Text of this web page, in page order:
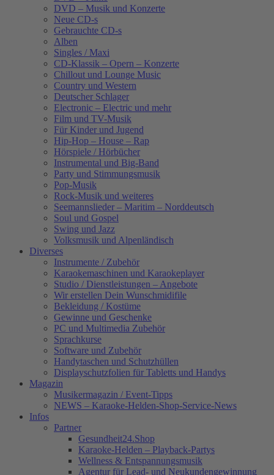
DVD – Musik und Konzerte
Neue CD-s
Gebrauchte CD-s
Alben
Singles / Maxi
CD-Klassik – Opern – Konzerte
Chillout und Lounge Music
Country und Western
Deutscher Schlager
Electronic – Electric und mehr
Film und TV-Musik
Für Kinder und Jugend
Hip-Hop – House – Rap
Hörspiele / Hörbücher
Instrumental und Big-Band
Party und Stimmungsmusik
Pop-Musik
Rock-Musik und weiteres
Seemannslieder – Maritim – Norddeutsch
Soul und Gospel
Swing und Jazz
Volksmusik und Alpenländisch
Diverses
Instrumente / Zubehör
Karaokemaschinen und Karaokeplayer
Studio / Dienstleistungen – Angebote
Wir erstellen Dein Wunschmidifile
Bekleidung / Kostüme
Gewinne und Geschenke
PC und Multimedia Zubehör
Sprachkurse
Software und Zubehör
Handytaschen und Schutzhüllen
Displayschutzfolien für Tabletts und Handys
Magazin
Musikermagazin / Event-Tipps
NEWS – Karaoke-Helden-Shop-Service-News
Infos
Partner
Gesundheit24.Shop
Karaoke-Helden – Playback-Partys
Wellness & Entspannungsmusik
Agentur für Lead- und Neukundengewinnung